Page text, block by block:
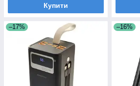
Купити
–17% –16%